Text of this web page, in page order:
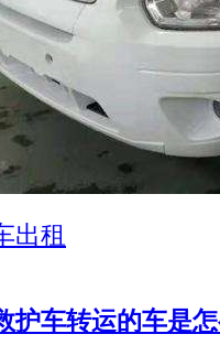
出租
护车转运的车是